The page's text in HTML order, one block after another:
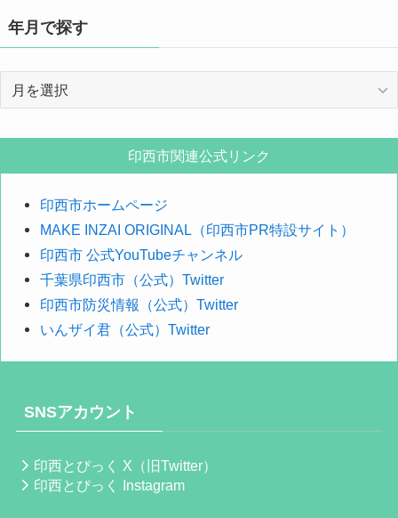
年月で探す
す
印西市関連公式リンク
印西市ホームページ
MAKE INZAI ORIGINAL（印西市PR特設サイト）
印西市 公式YouTubeチャンネル
千葉県印西市（公式）Twitter
印西市防災情報（公式）Twitter
いんザイ君（公式）Twitter
SNSアカウント
印西とぴっく X（旧Twitter）
印西とぴっく Instagram